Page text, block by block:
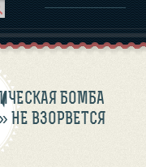
БОМБА
НЕ ВЗОРВЕТСЯ